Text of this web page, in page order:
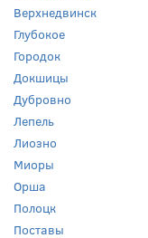
Верхнедвинск
Глубокое
Городок
Докшицы
Дубровно
Лепель
Лиозно
Миоры
Орша
Полоцк
Поставы